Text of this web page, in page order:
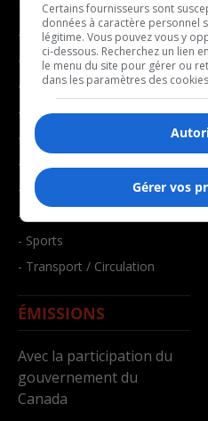
- Affaires municipales
- Communauté / Social
- Culture
- Économie
- Éducation
- Environnement
- Faits divers
- Santé et bien-être
- Sports
- Transport / Circulation
ÉMISSIONS
Avec la participation du
gouvernement du
Canada
Certains fournisseurs sont
données à caractère personnel
légitime. Vous pouvez vous y
ci-dessous. Recherchez un lien
le menu du site pour gérer ou
dans les paramètres des
Gérer vos